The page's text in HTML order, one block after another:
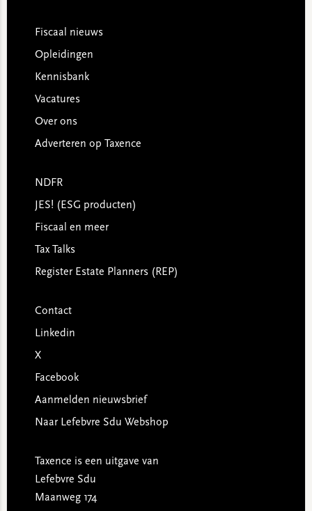
Footer
Fiscaal nieuws
Opleidingen
Kennisbank
Vacatures
Over ons
Adverteren op Taxence
NDFR
JES! (ESG producten)
Fiscaal en meer
Tax Talks
Register Estate Planners (REP)
Contact
Linkedin
X
Facebook
Aanmelden nieuwsbrief
Naar Lefebvre Sdu Webshop
Taxence is een uitgave van
Lefebvre Sdu
Maanweg 174